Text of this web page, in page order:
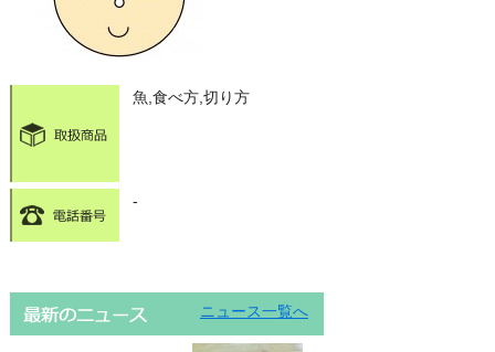
魚,食べ方,切り方
-
ニュース一覧へ